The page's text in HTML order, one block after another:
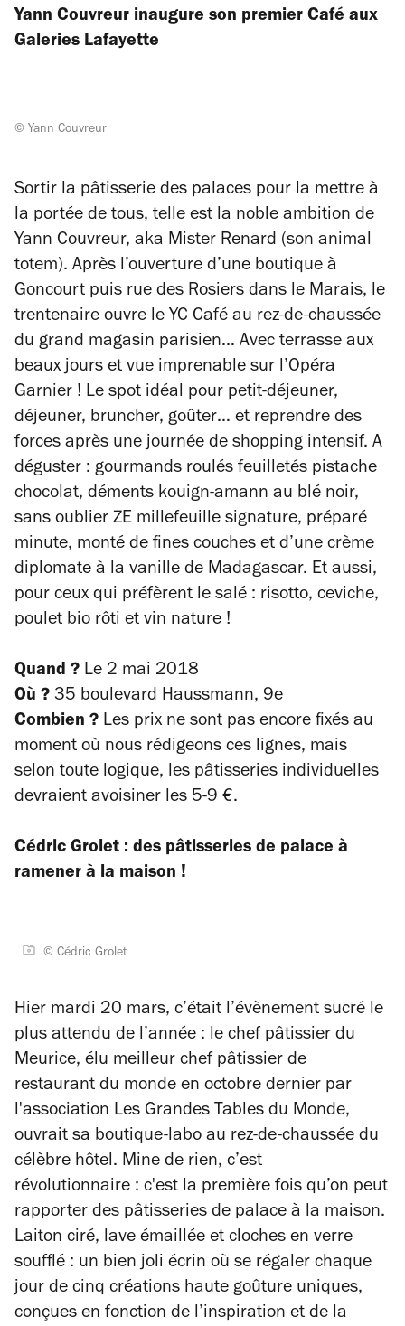
Yann Couvreur inaugure son premier Café aux
Galeries Lafayette
© Yann Couvreur
Sortir la pâtisserie des palaces pour la mettre à
la portée de tous, telle est la noble ambition de
Yann Couvreur, aka Mister Renard (son animal
totem). Après l’ouverture d’une boutique à
Goncourt puis rue des Rosiers dans le Marais, le
trentenaire ouvre le YC Café au rez-de-chaussée
du grand magasin parisien… Avec terrasse aux
beaux jours et vue imprenable sur l’Opéra
Garnier ! Le spot idéal pour petit-déjeuner,
déjeuner, bruncher, goûter… et reprendre des
forces après une journée de shopping intensif. A
déguster : gourmands roulés feuilletés pistache
chocolat, déments kouign-amann au blé noir,
sans oublier ZE millefeuille signature, préparé
minute, monté de fines couches et d’une crème
diplomate à la vanille de Madagascar. Et aussi,
pour ceux qui préfèrent le salé : risotto, ceviche,
poulet bio rôti et vin nature !
Quand ? Le 2 mai 2018
Où ? 35 boulevard Haussmann, 9e
Combien ? Les prix ne sont pas encore fixés au
moment où nous rédigeons ces lignes, mais
selon toute logique, les pâtisseries individuelles
devraient avoisiner les 5-9 €.
Cédric Grolet : des pâtisseries de palace à
ramener à la maison !
© Cédric Grolet
Hier mardi 20 mars, c’était l’évènement sucré le
plus attendu de l’année : le chef pâtissier du
Meurice, élu meilleur chef pâtissier de
restaurant du monde en octobre dernier par
l'association Les Grandes Tables du Monde,
ouvrait sa boutique-labo au rez-de-chaussée du
célèbre hôtel. Mine de rien, c’est
révolutionnaire : c'est la première fois qu’on peut
rapporter des pâtisseries de palace à la maison.
Laiton ciré, lave émaillée et cloches en verre
soufflé : un bien joli écrin où se régaler chaque
jour de cinq créations haute goûture uniques,
conçues en fonction de l’inspiration et de la